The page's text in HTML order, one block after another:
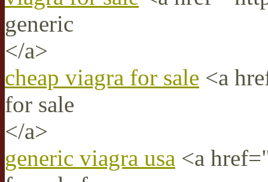
generic
</a>
cheap viagra for sale <a
for sale
</a>
generic viagra usa <a